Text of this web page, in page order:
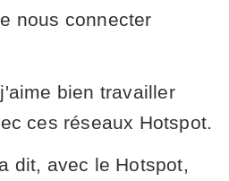
nous connecter
bien travailler
ces réseaux Hotspot.
dit, avec le Hotspot,